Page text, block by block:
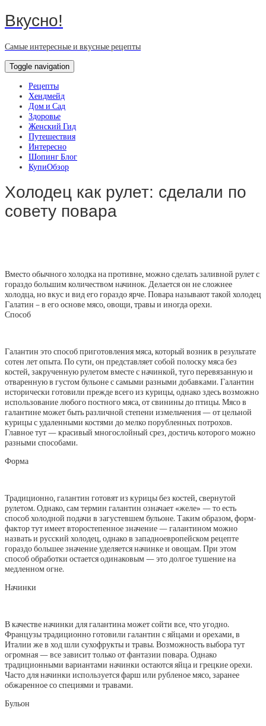
Вкусно!
Самые интересные и вкусные рецепты
Toggle navigation
Рецепты
Хендмейд
Дом и Сад
Здоровье
Женский Гид
Путешествия
Интересно
Шопинг Блог
КупиОбзор
Холодец как рулет: сделали по
совету повара
Вместо обычного холодка на противне, можно сделать заливной рулет с
гораздо большим количеством начинок. Делается он не сложнее
холодца, но вкус и вид его гораздо ярче. Повара называют такой холодец
Галатин – в его основе мясо, овощи, травы и иногда орехи.
Способ
Галантин это способ приготовления мяса, который возник в результате
сотен лет опыта. По сути, он представляет собой полоску мяса без
костей, закрученную рулетом вместе с начинкой, туго перевязанную и
отваренную в густом бульоне с самыми разными добавками. Галантин
исторически готовили прежде всего из курицы, однако здесь возможно
использование любого постного мяса, от свинины до птицы. Мясо в
галантине может быть различной степени измельчения — от цельной
курицы с удаленными костями до мелко порубленных потрохов.
Главное тут — красивый многослойный срез, достичь которого можно
разными способами.
Форма
Традиционно, галантин готовят из курицы без костей, свернутой
рулетом. Однако, сам термин галантин означает «желе» — то есть
способ холодной подачи в загустевшем бульоне. Таким образом, форм-
фактор тут имеет второстепенное значение — галантином можно
назвать и русский холодец, однако в западноевропейском рецепте
гораздо большее значение уделяется начинке и овощам. При этом
способ обработки остается одинаковым — это долгое тушение на
медленном огне.
Начинки
В качестве начинки для галантина может сойти все, что угодно.
Французы традиционно готовили галантин с яйцами и орехами, в
Италии же в ход шли сухофрукты и травы. Возможность выбора тут
огромная — все зависит только от фантазии повара. Однако
традиционными вариантами начинки остаются яйца и грецкие орехи.
Часто для начинки используется фарш или рубленое мясо, заранее
обжаренное со специями и травами.
Бульон